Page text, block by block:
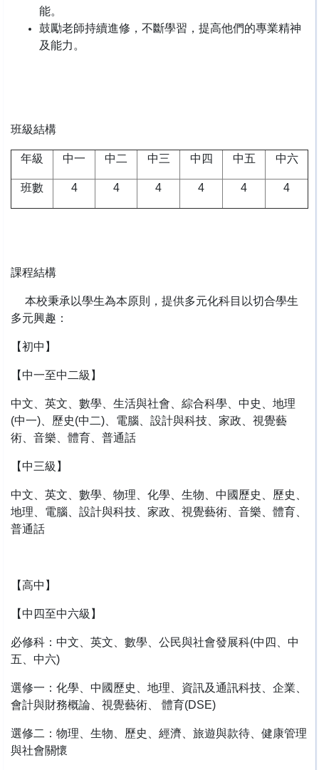
能。
鼓勵老師持續進修，不斷學習，提高他們的專業精神
及能力。
班級結構
年級 中一 中二 中三 中四 中五 中六
班數 4 4 4 4 4 4
課程結構
本校秉承以學生為本原則，提供多元化科目以切合學生
多元興趣：
【初中】
【中一至中二級】
中文、英文、數學、生活與社會、綜合科學、中史、地理
(中一)、歷史(中二)、電腦、設計與科技、家政、視覺藝
術、音樂、體育、普通話
【中三級】
中文、英文、數學、物理、化學、生物、中國歷史、歷史、
地理、電腦、設計與科技、家政、視覺藝術、音樂、體育、
普通話
【高中】
【中四至中六級】
必修科：中文、英文、數學、公民與社會發展科(中四、中
五、中六)
選修一：化學、中國歷史、地理、資訊及通訊科技、企業、
會計與財務概論、視覺藝術、 體育(DSE)
選修二：物理、生物、歷史、經濟、旅遊與款待、健康管理
與社會關懷